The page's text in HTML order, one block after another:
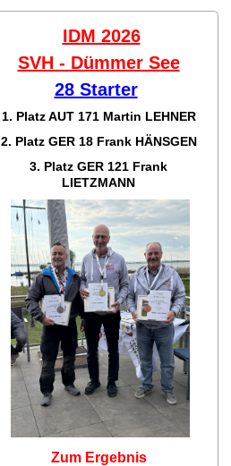
IDM 2026
SVH - Dümmer See
28 Starter
1. Platz AUT 171 Martin LEHNER
2. Platz GER 18 Frank HÄNSGEN
3. Platz GER 121 Frank
LIETZMANN
Zum Ergebnis